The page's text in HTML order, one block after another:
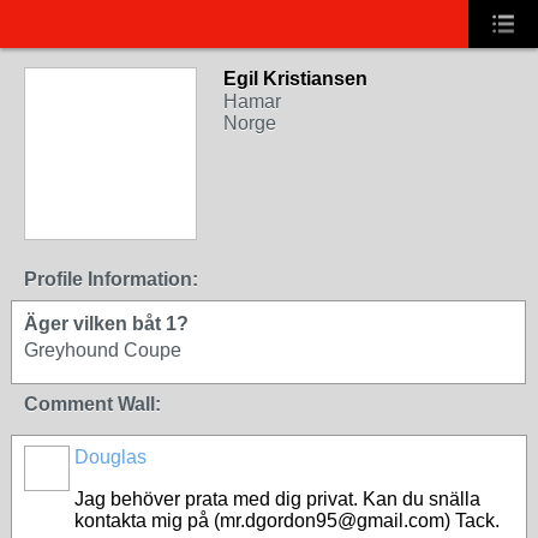
Egil Kristiansen
Hamar
Norge
Profile Information:
Äger vilken båt 1?
Greyhound Coupe
Comment Wall:
Douglas
Jag behöver prata med dig privat. Kan du snälla
kontakta mig på (mr.dgordon95@gmail.com) Tack.